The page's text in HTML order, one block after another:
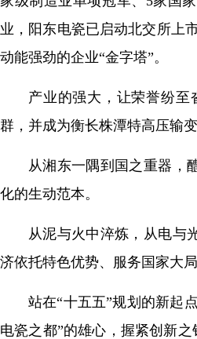
业，阳东电瓷已启动北交所上
动能强劲的企业“金字塔”。
产业的强大，让荣誉纷
群，并成为衡长株潭特高压输
从湘东一隅到国之重器，
化的生动范本。
从泥与火中淬炼，从电与
济依托特色优势、服务国家大
站在“十五五”规划的新起
电瓷之都”的雄心，握紧创新